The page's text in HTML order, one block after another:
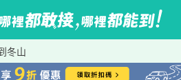
冬山